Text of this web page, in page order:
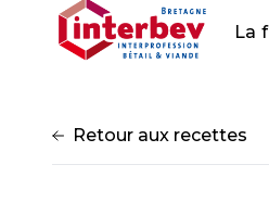
La
Retour aux recettes